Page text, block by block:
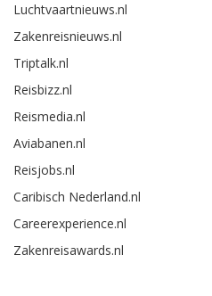
Luchtvaartnieuws.nl
Zakenreisnieuws.nl
Triptalk.nl
Reisbizz.nl
Reismedia.nl
Aviabanen.nl
Reisjobs.nl
Caribisch Nederland.nl
Careerexperience.nl
Zakenreisawards.nl